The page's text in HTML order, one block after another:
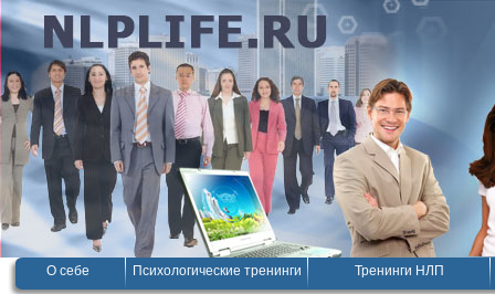
О себе Психологические тренинги Тренинги НЛП